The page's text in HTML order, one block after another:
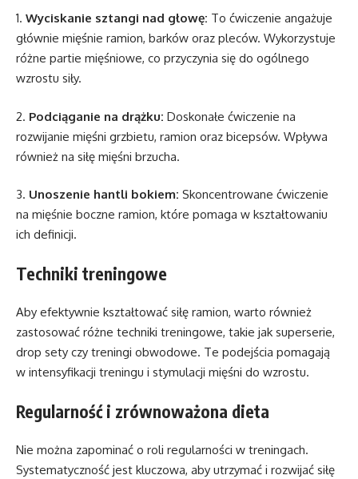
1. Wyciskanie sztangi nad głowę: To ćwiczenie angażuje
głównie mięśnie ramion, barków oraz pleców. Wykorzystuje
różne partie mięśniowe, co przyczynia się do ogólnego
wzrostu siły.
2. Podciąganie na drążku: Doskonałe ćwiczenie na
rozwijanie mięśni grzbietu, ramion oraz bicepsów. Wpływa
również na siłę mięśni brzucha.
3. Unoszenie hantli bokiem: Skoncentrowane ćwiczenie
na mięśnie boczne ramion, które pomaga w kształtowaniu
ich definicji.
Techniki treningowe
Aby efektywnie kształtować siłę ramion, warto również
zastosować różne techniki treningowe, takie jak superserie,
drop sety czy treningi obwodowe. Te podejścia pomagają
w intensyfikacji treningu i stymulacji mięśni do wzrostu.
Regularność i zrównoważona dieta
Nie można zapominać o roli regularności w treningach.
Systematyczność jest kluczowa, aby utrzymać i rozwijać siłę